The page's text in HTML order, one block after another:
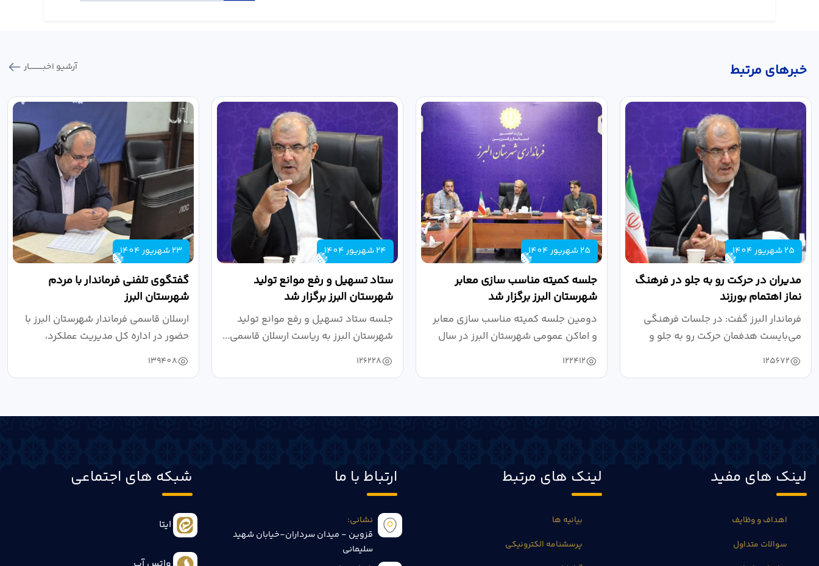
خبر‌های مرتبط آرشیو اخبـــــــــــار
25 شهریور 1404
مدیران در حرکت رو به جلو در فرهنگ
نماز اهتمام بورزند
فرماندار البرز گفت: در جلسات فرهنگی
می‌بایست هدفمان حرکت رو به جلو و
دستیابی...
125672
25 شهریور 1404
جلسه کمیته مناسب سازی معابر
شهرستان البرز برگزار شد
دومین جلسه کمیته مناسب سازی معابر
و اماکن عمومی شهرستان البرز در سال
۱۴۰۴ به...
122412
24 شهریور 1404
ستاد تسهیل و رفع موانع تولید
شهرستان البرز برگزار شد
جلسه ستاد تسهیل و رفع موانع تولید
شهرستان البرز به ریاست ارسلان قاسمی...
126228
23 شهریور 1404
گفتگوی تلفنی فرماندار با مردم
شهرستان البرز
ارسلان قاسمی فرماندار شهرستان البرز با
حضور در اداره کل مدیریت عملکرد،
بازرسی...
139408
لینک های مفید
اهداف و وظایف
سوالات متداول
لینک های مرتبط
بیانیه ها
پرسشنامه الکترونیکی
ارتباط با ما
نشانی:
قزوین - میدان سرداران-خیابان شهید
سلیمانی
شبکه های اجتماعی
ایتا